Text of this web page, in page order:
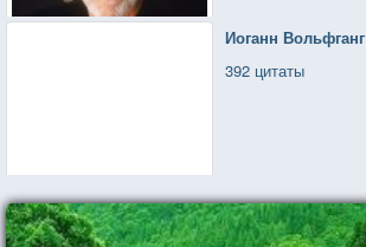
Иоганн Вольфганг
392 цитаты